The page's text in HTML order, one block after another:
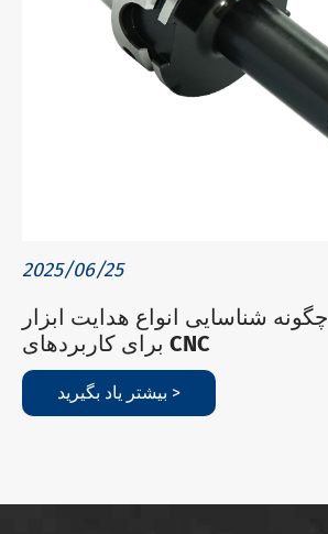
2025/06/25
چگونه شناسایی انواع هدایت ابزار HSK مختلف
برای کاربردهای CNC
بیشتر یاد بگیرید >